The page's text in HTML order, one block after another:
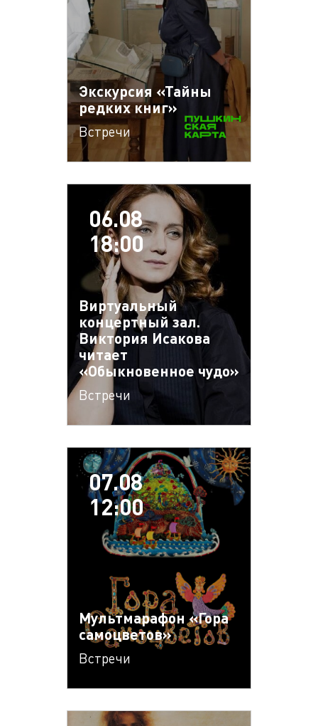
Экскурсия «Тайны
редких книг»
Встречи
06.08
18:00
Виртуальный
концертный зал.
Виктория Исакова
читает
«Обыкновенное чудо»
Встречи
07.08
12:00
Мультмарафон «Гора
самоцветов»
Встречи